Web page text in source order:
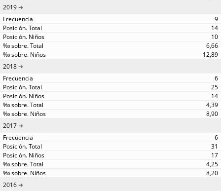
2019
9
14
10
6,66
12,89
2018
6
25
14
4,39
8,90
2017
6
31
17
4,25
8,20
2016